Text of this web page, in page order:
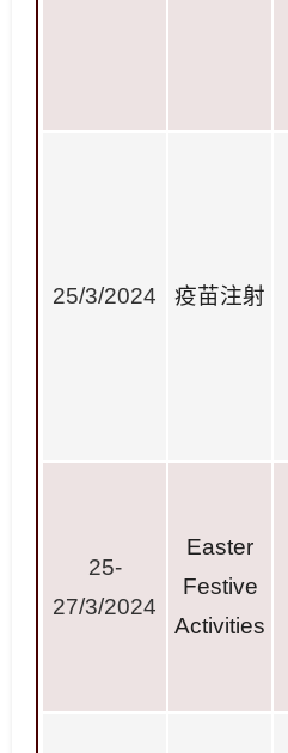
25/3/2024 疫苗注射
25-
27/3/2024
Easter
Festive
Activities